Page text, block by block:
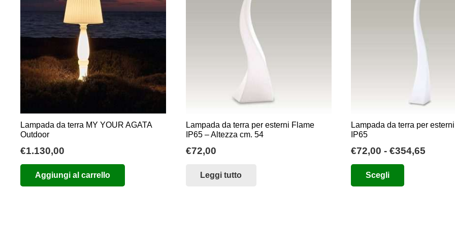
Lampada da terra MY YOUR AGATA
Outdoor
€1.130,00
Aggiungi al carrello
Lampada da terra per esterni Flame
IP65 – Altezza cm. 54
€72,00
Leggi tutto
Lampada da terra per
IP65
€72,00 - €354,65
Scegli